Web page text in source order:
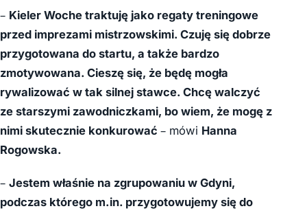
– Kieler Woche traktuję jako regaty treningowe
przed imprezami mistrzowskimi. Czuję się dobrze
przygotowana do startu, a także bardzo
zmotywowana. Cieszę się, że będę mogła
rywalizować w tak silnej stawce. Chcę walczyć
ze starszymi zawodniczkami, bo wiem, że mogę z
nimi skutecznie konkurować – mówi Hanna
Rogowska.
– Jestem właśnie na zgrupowaniu w Gdyni,
podczas którego m.in. przygotowujemy się do